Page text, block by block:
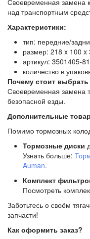
Своевременная замена
над транспортным
Характеристики:
тип: передние/
размер: 218 x 100 x
артикул: 3501405-
количество в
Почему стоит
Своевременная замена
безопасной езды.
Дополнительные
Помимо тормозных
Тормозные диски
Узнать больше:
Auman.
Комплект
Посмотреть
Заботьтесь о своём
запчасти!
Как оформить заказ?